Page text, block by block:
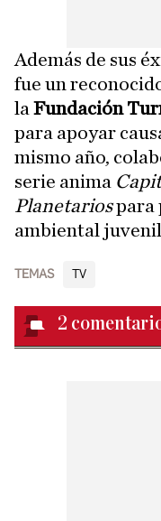
Además de sus
fue un
la Fundación
para apoyar
mismo año,
serie anima
Planetariospara
ambiental
TEMAS TV
2